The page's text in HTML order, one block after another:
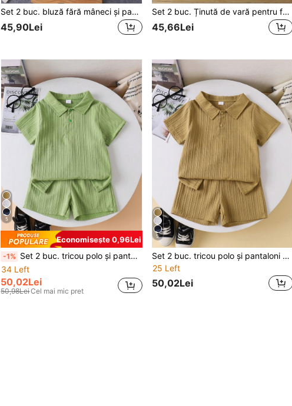
Set 2 buc. bluză fără mâneci și pantaloni scurți cu imprimeu "Da" pentru băieți, casual, pentru vacanța de vară, sport, școală, 4-7 ani
45,90Lei
Set 2 buc. Ținută de vară pentru fete, tricou cu guler rotund și imprimeu grafic pentru copii 2-3 ani + pantaloni scurți de plajă, ținută casual pentru vacanță și școală, 4-7 ani
45,66Lei
5
Economisește 0,96Lei
-1% Set 2 buc. tricou polo și pantaloni scurți în culori solide pentru băieți, ținută casual pentru vacanță și școală, 4-7 ani
34 Left
50,02Lei
50,98LeiCel mai mic pret
5
Set 2 buc. tricou polo și pantaloni scurți în culori solide pentru băieți, ținută casual pentru vacanță și școală, 4-7 ani
25 Left
50,02Lei